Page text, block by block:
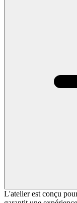
L'atelier est conçu